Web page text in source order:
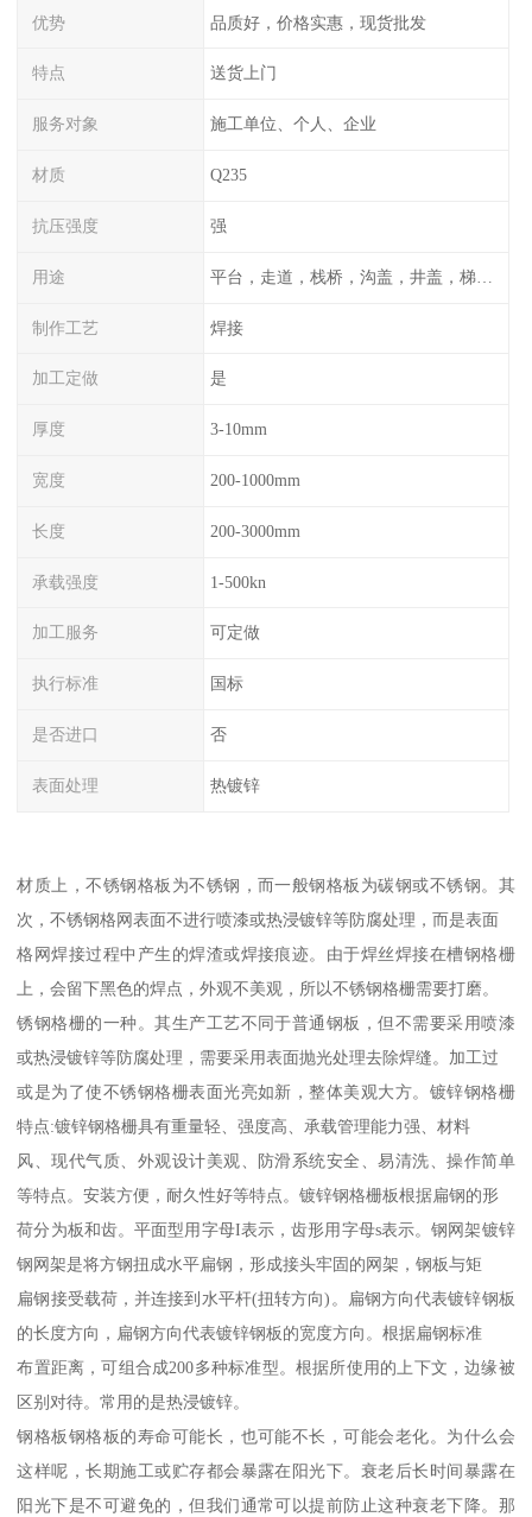
优势 品质好，价格实惠，现货批发
特点 送货上门
服务对象 施工单位、个人、企业
材质 Q235
抗压强度 强
用途 平台，走道，栈桥，沟盖，井盖，梯子，围栏等
制作工艺 焊接
加工定做 是
厚度 3-10mm
宽度 200-1000mm
长度 200-3000mm
承载强度 1-500kn
加工服务 可定做
执行标准 国标
是否进口 否
表面处理 热镀锌
材质上，不锈钢格板为不锈钢，而一般钢格板为碳钢或不锈钢。其
次，不锈钢格网表面不进行喷漆或热浸镀锌等防腐处理，而是表面
格网焊接过程中产生的焊渣或焊接痕迹。由于焊丝焊接在槽钢格栅
上，会留下黑色的焊点，外观不美观，所以不锈钢格栅需要打磨。
锈钢格栅的一种。其生产工艺不同于普通钢板，但不需要采用喷漆
或热浸镀锌等防腐处理，需要采用表面抛光处理去除焊缝。加工过
或是为了使不锈钢格栅表面光亮如新，整体美观大方。镀锌钢格栅
特点:镀锌钢格栅具有重量轻、强度高、承载管理能力强、材料
风、现代气质、外观设计美观、防滑系统安全、易清洗、操作简单
等特点。安装方便，耐久性好等特点。镀锌钢格栅板根据扁钢的形
荷分为板和齿。平面型用字母I表示，齿形用字母s表示。钢网架镀锌
钢网架是将方钢扭成水平扁钢，形成接头牢固的网架，钢板与矩
扁钢接受载荷，并连接到水平杆(扭转方向)。扁钢方向代表镀锌钢板
的长度方向，扁钢方向代表镀锌钢板的宽度方向。根据扁钢标准
布置距离，可组合成200多种标准型。根据所使用的上下文，边缘被
区别对待。常用的是热浸镀锌。
钢格板钢格板的寿命可能长，也可能不长，可能会老化。为什么会
这样呢，长期施工或贮存都会暴露在阳光下。衰老后长时间暴露在
阳光下是不可避免的，但我们通常可以提前防止这种衰老下降。那